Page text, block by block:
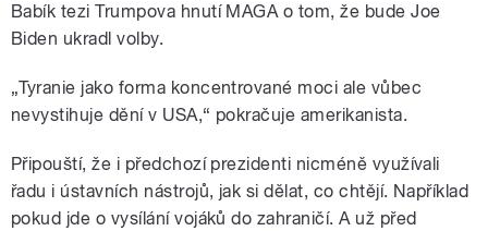
Babík tezi Trumpova hnutí MAGA o tom, že bude Joe
Biden ukradl volby.
„Tyranie jako forma koncentrované moci ale vůbec
nevystihuje dění v USA,“ pokračuje amerikanista.
Připouští, že i předchozí prezidenti nicméně využívali
řadu i ústavních nástrojů, jak si dělat, co chtějí. Například
pokud jde o vysílání vojáků do zahraničí. A už před